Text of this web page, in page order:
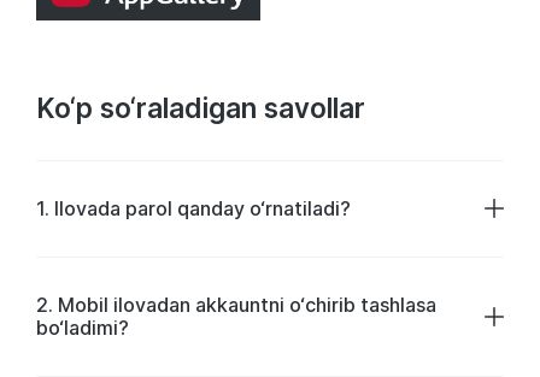
Ko‘p so‘raladigan savollar
1. Ilovada parol qanday o‘rnatiladi?
2. Mobil ilovadan akkauntni o‘chirib tashlasa
bo‘ladimi?